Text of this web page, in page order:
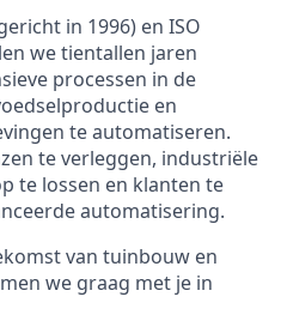
in 1996) en ISO
we tientallen jaren
processen in de
en
te automatiseren.
te verleggen, industriële
te lossen en klanten te
automatisering.
van tuinbouw en
we graag met je in